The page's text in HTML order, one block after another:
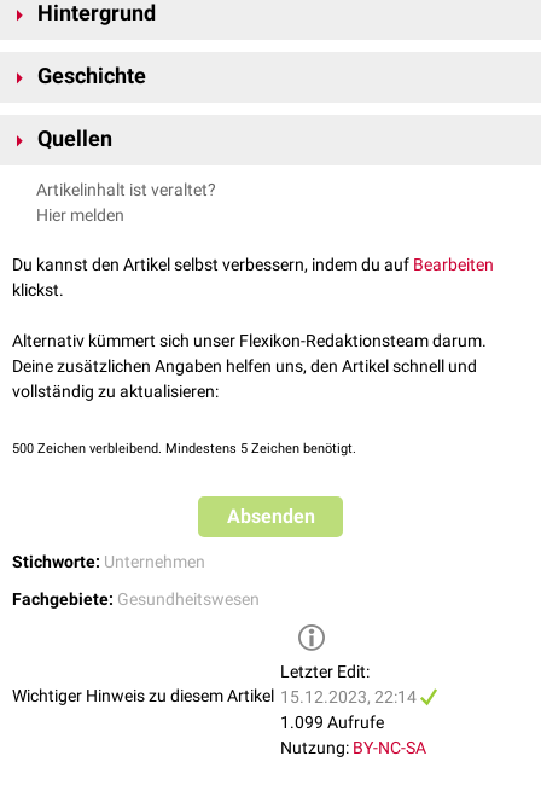
Hintergrund
mit 32 % am Grundkapital ist die
Unternehmens ist in Hof (Saale). Operativ geführt wird das Unternehmen
in Bad Homburg vor der Höhe. Im Jahr 2021 erwirtschaftete die
Fresenius Medical Care mit etwa 123.000 Mitarbeitern einen Umsatz von
knapp 17,6 Mrd. Euro.
[2]
Geschichte
des weltweiten Dialysegeschäfts von Fresenius und National Medical
Jahr 2005 änderte Fresenius Medical Care seine Rechtsform in eine
Kommanditgesellschaft auf Aktien (KGaA). 5 Jahre später wurde ein
Medikamenten fürNierenkrankeentwickelt. Seit 2011 wurde Fresenius
Medical Care durch Übernahmen global ausgebaut und das
Nachhaltigkeitprogamms 2020 liegt der Fokus des Unternehmens auch
auf den Themen Nachhaltigkeit und Innovation.[3]
Quellen
Fresenius Medical Care
14.12.2023
und strebt für 2022 Rückkehr zu Gewinnwachstum an;
Pressemitteilung vom 22.02.22
14.12.2023
Artikelinhalt ist veraltet?
Hier melden
Du kannst den Artikel selbst verbessern, indem du auf Bearbeiten
klickst.
Alternativ kümmert sich unser Flexikon-Redaktionsteam darum.
Deine zusätzlichen Angaben helfen uns, den Artikel schnell und
vollständig zu aktualisieren:
500 Zeichen verbleibend. Mindestens 5 Zeichen benötigt.
Absenden
Stichworte: Unternehmen
Fachgebiete: Gesundheitswesen
Wichtiger Hinweis zu diesem Artikel
Letzter Edit:
15.12.2023, 22:14
1.099 Aufrufe
Nutzung: BY-NC-SA